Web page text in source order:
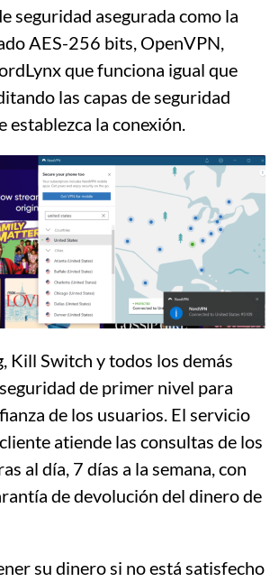
seguridad asegurada como la
AES-256 bits, OpenVPN,
que funciona igual que
las capas de seguridad
establezca la conexión.
Kill Switch y todos los demás
de primer nivel para
de los usuarios. El servicio
atiende las consultas de los
al día, 7 días a la semana, con
de devolución del dinero de
su dinero si no está satisfecho